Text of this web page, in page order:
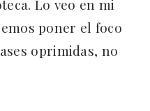
Lo veo en mi
poner el foco
oprimidas, no